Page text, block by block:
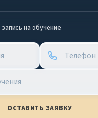
на обучение